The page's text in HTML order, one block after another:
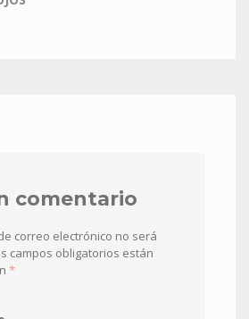
comentario
correo electrónico no será
campos obligatorios están
*